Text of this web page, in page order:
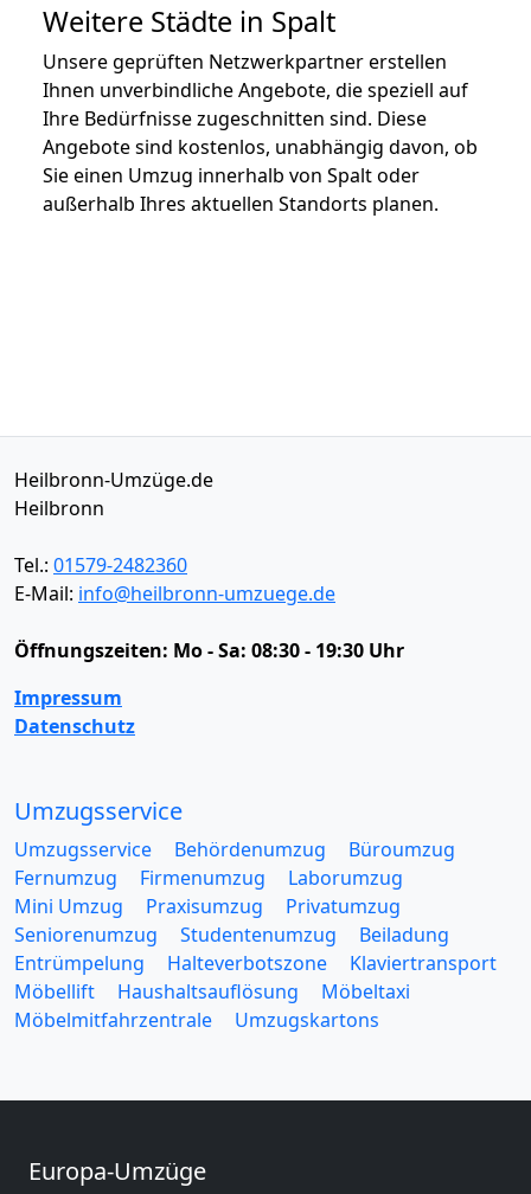
Weitere Städte in Spalt
Unsere geprüften Netzwerkpartner erstellen
Ihnen unverbindliche Angebote, die speziell auf
Ihre Bedürfnisse zugeschnitten sind. Diese
Angebote sind kostenlos, unabhängig davon, ob
Sie einen Umzug innerhalb von Spalt oder
außerhalb Ihres aktuellen Standorts planen.
Heilbronn-Umzüge.de
Heilbronn
Tel.: 01579-2482360
E-Mail: info@heilbronn-umzuege.de
Öffnungszeiten: Mo - Sa: 08:30 - 19:30 Uhr
Impressum
Datenschutz
Umzugsservice
Umzugsservice Behördenumzug
Büroumzug
Fernumzug
Firmenumzug
Laborumzug
Mini Umzug
Praxisumzug
Privatumzug
Seniorenumzug
Studentenumzug
Beiladung
Entrümpelung
Halteverbotszone
Klaviertransport
Möbellift
Haushaltsauflösung
Möbeltaxi
Möbelmitfahrzentrale
Umzugskartons
Europa-Umzüge